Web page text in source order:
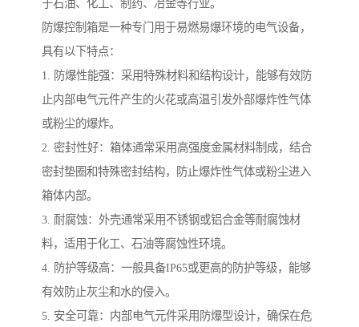
于石油、化工、制药、冶金等行业。
防爆控制箱是一种专门用于易燃易爆环境的电气设备，
具有以下特点：
1. 防爆性能强：采用特殊材料和结构设计，能够有效防
止内部电气元件产生的火花或高温引发外部爆炸性气体
或粉尘的爆炸。
2. 密封性好：箱体通常采用高强度金属材料制成，结合
密封垫圈和特殊密封结构，防止爆炸性气体或粉尘进入
箱体内部。
3. 耐腐蚀：外壳通常采用不锈钢或铝合金等耐腐蚀材
料，适用于化工、石油等腐蚀性环境。
4. 防护等级高：一般具备IP65或更高的防护等级，能够
有效防止灰尘和水的侵入。
5. 安全可靠：内部电气元件采用防爆型设计，确保在危